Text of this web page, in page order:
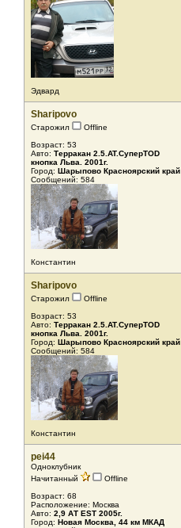
Эдвард
Sharipovo
Старожил
Offline
Возраст: 53
Авто: Терракан 2.5.AT.СуперTOD
кнопка Льва. 2001г.
Город: Шарыпово Красноярский край
Сообщений: 584
Константин
Sharipovo
Старожил
Offline
Возраст: 53
Авто: Терракан 2.5.AT.СуперTOD
кнопка Льва. 2001г.
Город: Шарыпово Красноярский край
Сообщений: 584
Константин
pei44
Одноклубник
Начитанный
Offline
Возраст: 68
Расположение: Москва
Авто: 2,9 АТ EST 2005г.
Город: Новая Москва, 44 км МКАД